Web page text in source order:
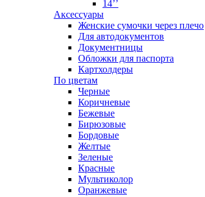
14’’
Аксессуары
Женские сумочки через плечо
Для автодокументов
Документницы
Обложки для паспорта
Картхолдеры
По цветам
Черные
Коричневые
Бежевые
Бирюзовые
Бордовые
Желтые
Зеленые
Красные
Мультиколор
Оранжевые